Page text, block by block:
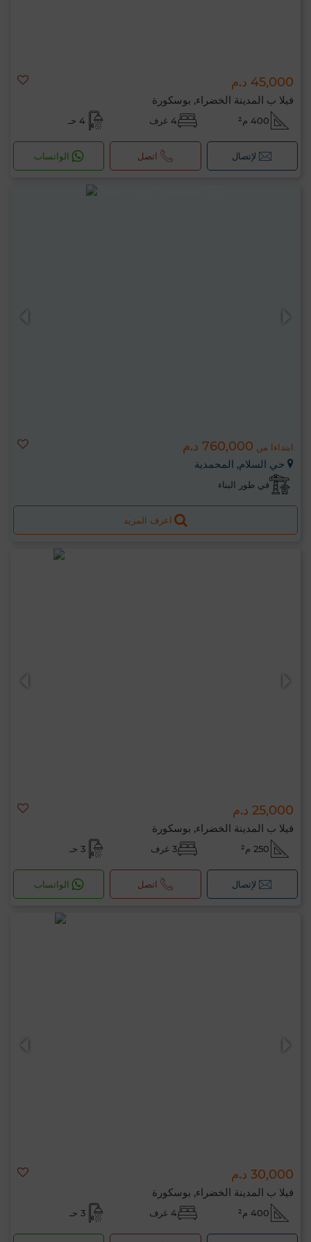
45,000 د.م
فيلا ب المدينة الخضراء, بوسكورة
400 م² 4 غرف 4 حـ
لإتصال اتصل الواتساب
ابتداءا من 760,000 د.م
حي السلام, المحمدية
في طور البناء
اعرف المزيد
25,000 د.م
فيلا ب المدينة الخضراء, بوسكورة
250 م² 3 غرف 3 حـ
لإتصال اتصل الواتساب
30,000 د.م
فيلا ب المدينة الخضراء, بوسكورة
400 م² 4 غرف 3 حـ